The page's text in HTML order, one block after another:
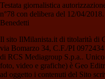
Testata giornalistica
n°78 con delibera del 12/04/
Benedetti
Il sito IlMilanista.it di titolarità di
via Bomarzo 34, C.F./PI
di RCS Mediagroup S.p.a..
foto, video e grafiche) è Geo
ad oggetto i contenuti del Sito